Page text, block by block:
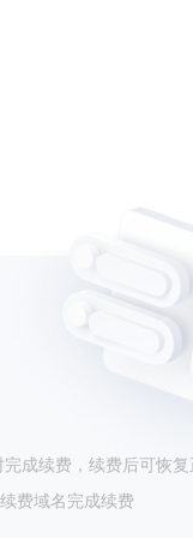
成续费，续费后可恢复
费域名完成续费